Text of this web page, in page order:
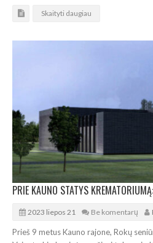
Skaityti daugiau
2023 liepos 21 Be komentarų
Prieš 9 metus Kauno rajone, Rokų